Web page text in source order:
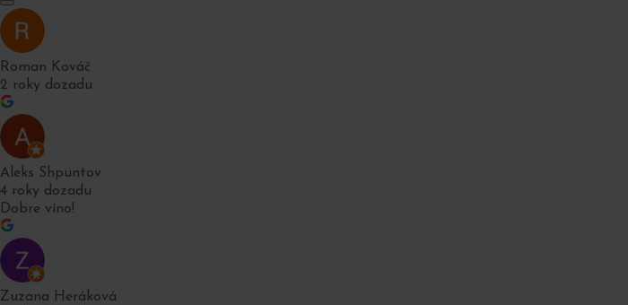
Roman Kováč
2 roky dozadu
Aleks Shpuntov
4 roky dozadu
Dobre víno!
Zuzana Heráková